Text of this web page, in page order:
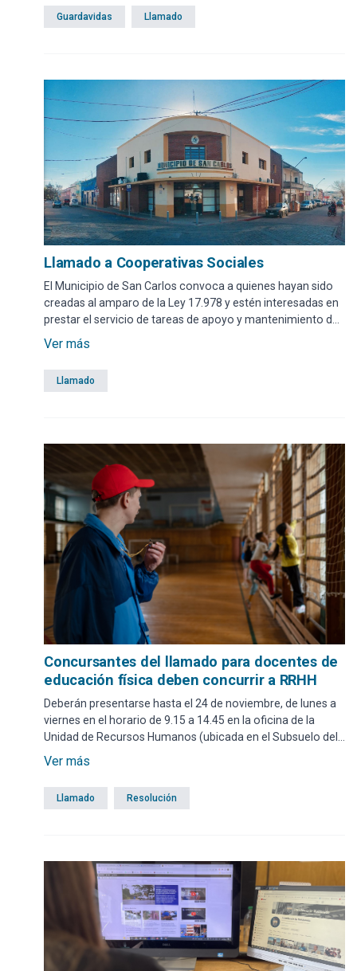
Guardavidas Llamado
Llamado a Cooperativas Sociales
El Municipio de San Carlos convoca a quienes hayan sido
creadas al amparo de la Ley 17.978 y estén interesadas en
prestar el servicio de tareas de apoyo y mantenimiento de
tipo general.
Ver más
Llamado
Concursantes del llamado para docentes de
educación física deben concurrir a RRHH
Deberán presentarse hasta el 24 de noviembre, de lunes a
viernes en el horario de 9.15 a 14.45 en la oficina de la
Unidad de Recursos Humanos (ubicada en el Subsuelo del
Edificio Comunal).
Ver más
Llamado Resolución